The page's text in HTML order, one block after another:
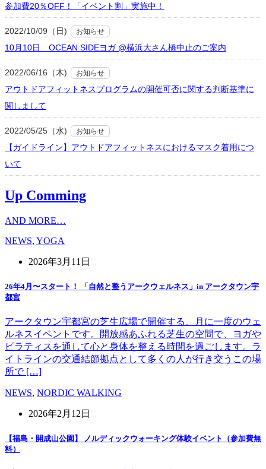
参加費20％OFF！「イベント割」実施中！
2022/10/09（日) お知らせ
10月10日 OCEAN SIDEヨガ @横浜大さん橋中止のご案内
2022/06/16（木) お知らせ
アウトドアフィットネスプログラムの開催可否に関する判断基準に
関しまして
2022/05/25（水) お知らせ
【ガイドライン】アウトドアフィットネスにおけるマスク着用につ
いて
Up Comming
AND MORE…
NEWS, YOGA
2026年3月11日
26年4月〜スタート！ 「自然と整うアークウェルネス」in アークタウン宇
都宮
アークタウン宇都宮の芝生広場で開催する、月に一度のウェ
ルネスイベントです。開放感あふれる芝生の空間で、ヨガや
ピラティスを通して心と身体を整える時間を過ごします。ラ
イトラインの交通結節拠点として多くの人が行き交うこの場
所で […]
NEWS, NORDIC WALKING
2026年2月12日
【福島・開成山公園】 ノルディックウォーキング体験イベント（参加費無
料）